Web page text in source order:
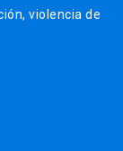
violencia de